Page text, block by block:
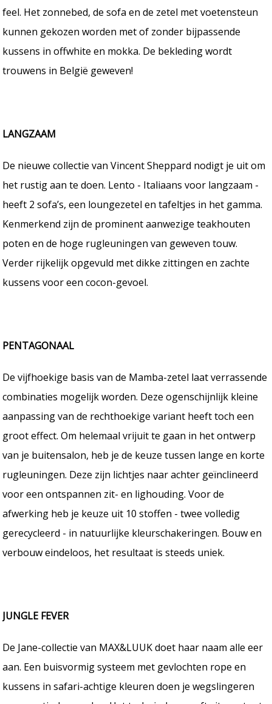
feel. Het zonnebed, de sofa en de zetel met voetensteun
kunnen gekozen worden met of zonder bijpassende
kussens in offwhite en mokka. De bekleding wordt
trouwens in België geweven!
LANGZAAM
De nieuwe collectie van Vincent Sheppard nodigt je uit om
het rustig aan te doen. Lento - Italiaans voor langzaam -
heeft 2 sofa’s, een loungezetel en tafeltjes in het gamma.
Kenmerkend zijn de prominent aanwezige teakhouten
poten en de hoge rugleuningen van geweven touw.
Verder rijkelijk opgevuld met dikke zittingen en zachte
kussens voor een cocon-gevoel.
PENTAGONAAL
De vijfhoekige basis van de Mamba-zetel laat verrassende
combinaties mogelijk worden. Deze ogenschijnlijk kleine
aanpassing van de rechthoekige variant heeft toch een
groot effect. Om helemaal vrijuit te gaan in het ontwerp
van je buitensalon, heb je de keuze tussen lange en korte
rugleuningen. Deze zijn lichtjes naar achter geïnclineerd
voor een ontspannen zit- en lighouding. Voor de
afwerking heb je keuze uit 10 stoffen - twee volledig
gerecycleerd - in natuurlijke kleurschakeringen. Bouw en
verbouw eindeloos, het resultaat is steeds uniek.
JUNGLE FEVER
De Jane-collectie van MAX&LUUK doet haar naam alle eer
aan. Een buisvormig systeem met gevlochten rope en
kussens in safari-achtige kleuren doen je wegslingeren